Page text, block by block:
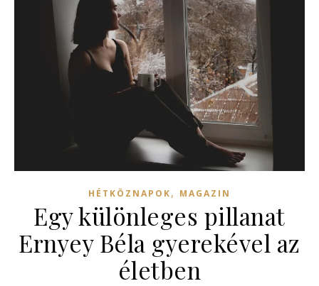
HÉTKÖZNAPOK, MAGAZIN
Egy különleges pillanat
Ernyey Béla gyerekével az
életben